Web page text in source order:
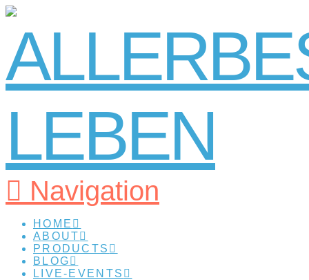
Navigation
HOME
ABOUT
PRODUCTS
BLOG
LIVE-EVENTS